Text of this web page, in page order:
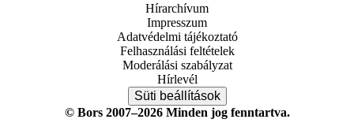
Hírarchívum
Impresszum
Adatvédelmi tájékoztató
Felhasználási feltételek
Moderálási szabályzat
Hírlevél
Süti beállítások
© Bors 2007–2026 Minden jog fenntartva.